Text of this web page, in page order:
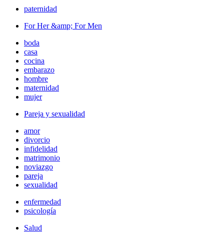
paternidad
For Her &amp; For Men
boda
casa
cocina
embarazo
hombre
maternidad
mujer
Pareja y sexualidad
amor
divorcio
infidelidad
matrimonio
noviazgo
pareja
sexualidad
enfermedad
psicología
Salud